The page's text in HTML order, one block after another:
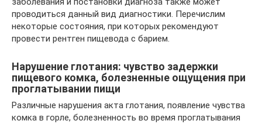
проводиться данный вид диагностики. Перечислим
некоторые состояния, при которых рекомендуют
провести рентген пищевода с барием.
Нарушение глотания: чувство задержки
пищевого комка, болезненные ощущения при
проглатывании пищи
Различные нарушения акта глотания, появление чувства
комка в горле, болезненность во время проглатывания